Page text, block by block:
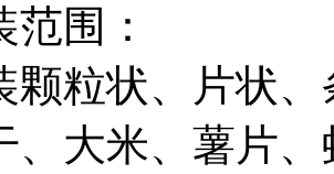
围：
颗粒状、片状
、大米、薯片